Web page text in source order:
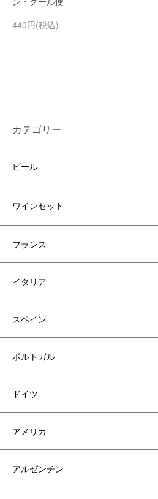
440円(税込)
カテゴリー
ビール
ワインセット
フランス
イタリア
スペイン
ポルトガル
ドイツ
アメリカ
アルゼンチン